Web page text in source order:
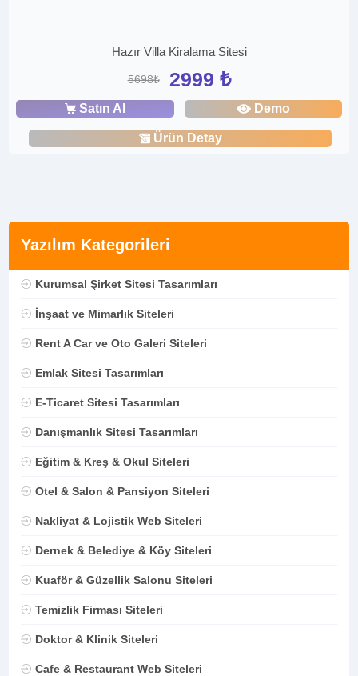
Yazılım Kategorileri
Kurumsal Şirket Sitesi Tasarımları
İnşaat ve Mimarlık Siteleri
Rent A Car ve Oto Galeri Siteleri
Emlak Sitesi Tasarımları
E-Ticaret Sitesi Tasarımları
Danışmanlık Sitesi Tasarımları
Eğitim & Kreş & Okul Siteleri
Otel & Salon & Pansiyon Siteleri
Nakliyat & Lojistik Web Siteleri
Dernek & Belediye & Köy Siteleri
Kuaför & Güzellik Salonu Siteleri
Temizlik Firması Siteleri
Doktor & Klinik Siteleri
Cafe & Restaurant Web Siteleri
Hazır Villa Kiralama Sitesi
5698₺ 2999 ₺
Satın Al Demo
Ürün Detay